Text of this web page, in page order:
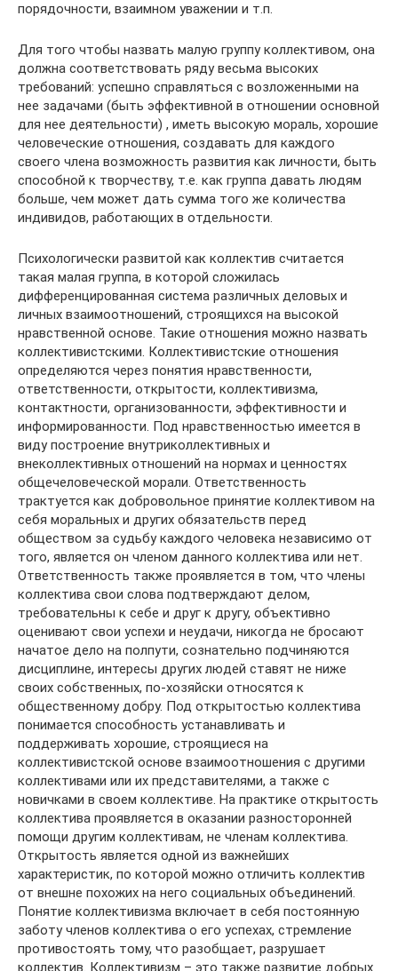
порядочности, взаимном уважении и т.п.
Для того чтобы назвать малую группу коллективом, она
должна соответствовать ряду весьма высоких
требований: успешно справляться с возложенными на
нее задачами (быть эффективной в отношении основной
для нее деятельности) , иметь высокую мораль, хорошие
человеческие отношения, создавать для каждого
своего члена возможность развития как личности, быть
способной к творчеству, т.е. как группа давать людям
больше, чем может дать сумма того же количества
индивидов, работающих в отдельности.
Психологически развитой как коллектив считается
такая малая группа, в которой сложилась
дифференцированная система различных деловых и
личных взаимоотношений, строящихся на высокой
нравственной основе. Такие отношения можно назвать
коллективистскими. Коллективистские отношения
определяются через понятия нравственности,
ответственности, открытости, коллективизма,
контактности, организованности, эффективности и
информированности. Под нравственностью имеется в
виду построение внутриколлективных и
внеколлективных отношений на нормах и ценностях
общечеловеческой морали. Ответственность
трактуется как добровольное принятие коллективом на
себя моральных и других обязательств перед
обществом за судьбу каждого человека независимо от
того, является он членом данного коллектива или нет.
Ответственность также проявляется в том, что члены
коллектива свои слова подтверждают делом,
требовательны к себе и друг к другу, объективно
оценивают свои успехи и неудачи, никогда не бросают
начатое дело на полпути, сознательно подчиняются
дисциплине, интересы других людей ставят не ниже
своих собственных, по-хозяйски относятся к
общественному добру. Под открытостью коллектива
понимается способность устанавливать и
поддерживать хорошие, строящиеся на
коллективистской основе взаимоотношения с другими
коллективами или их представителями, а также с
новичками в своем коллективе. На практике открытость
коллектива проявляется в оказании разносторонней
помощи другим коллективам, не членам коллектива.
Открытость является одной из важнейших
характеристик, по которой можно отличить коллектив
от внешне похожих на него социальных объединений.
Понятие коллективизма включает в себя постоянную
заботу членов коллектива о его успехах, стремление
противостоять тому, что разобщает, разрушает
коллектив. Коллективизм – это также развитие добрых